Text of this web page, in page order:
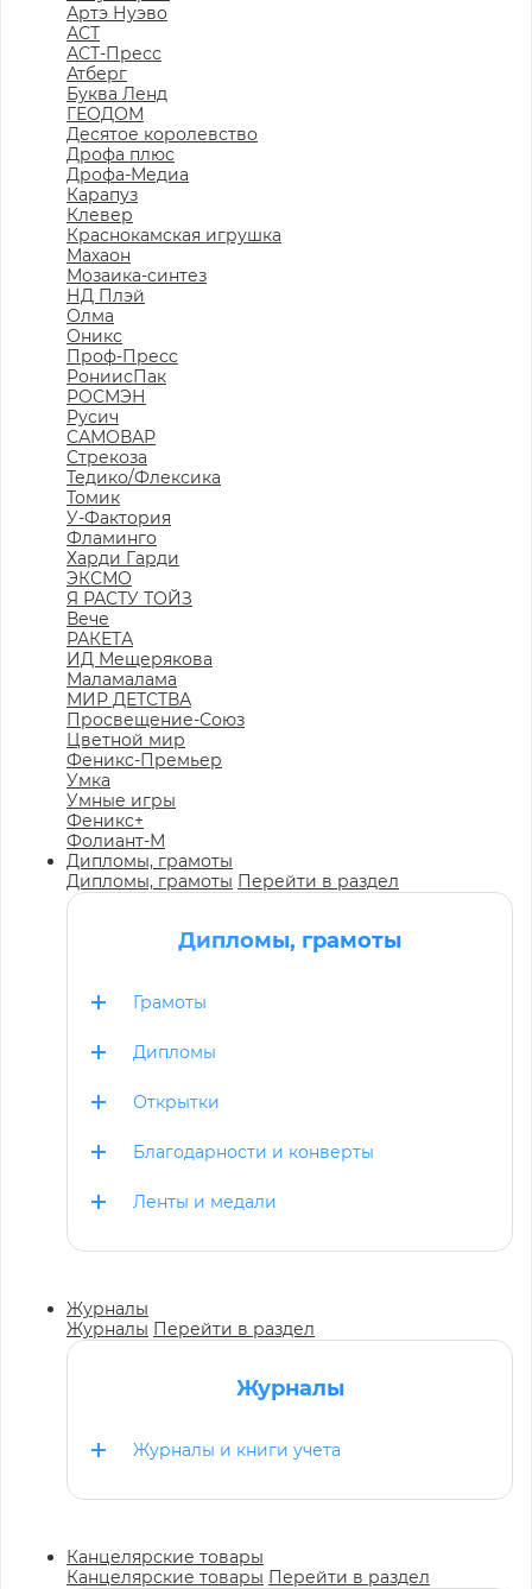
Артэ Нуэво
АСТ
АСТ-Пресс
Атберг
Буква Ленд
ГЕОДОМ
Десятое королевство
Дрофа плюс
Дрофа-Медиа
Карапуз
Клевер
Краснокамская игрушка
Махаон
Мозаика-синтез
НД Плэй
Олма
Оникс
Проф-Пресс
РониисПак
РОСМЭН
Русич
САМОВАР
Стрекоза
Тедико/Флексика
Томик
У-Фактория
Фламинго
Харди Гарди
ЭКСМО
Я РАСТУ ТОЙЗ
Вече
РАКЕТА
ИД Мещерякова
Маламалама
МИР ДЕТСТВА
Просвещение-Союз
Цветной мир
Феникс-Премьер
Умка
Умные игры
Феникс+
Фолиант-М
Дипломы, грамоты
Дипломы, грамоты Перейти в раздел
Дипломы, грамоты
Грамоты
Дипломы
Открытки
Благодарности и конверты
Ленты и медали
Журналы
Журналы Перейти в раздел
Журналы
Журналы и книги учета
Канцелярские товары
Канцелярские товары Перейти в раздел